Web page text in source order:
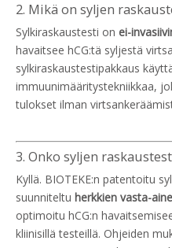
2. Mikä on syljen
Sylkiraskaustesti on ei-
havaitsee hCG:tä syljestä
sylkiraskaustestipakkaus
immuunimääritystekniikkaa,
tulokset ilman
3. Onko syljen
Kyllä. BIOTEKE:n patentoitu
suunniteltu herkkien vasta-
optimoitu hCG:n
kliinisillä testeillä. Ohjeiden